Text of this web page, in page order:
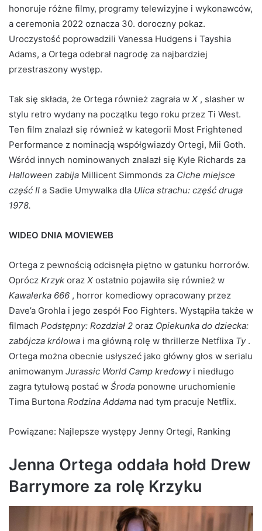
honoruje różne filmy, programy telewizyjne i wykonawców,
a ceremonia 2022 oznacza 30. doroczny pokaz.
Uroczystość poprowadzili Vanessa Hudgens i Tayshia
Adams, a Ortega odebrał nagrodę za najbardziej
przestraszony występ.
Tak się składa, że ​​Ortega również zagrała w X , slasher w
stylu retro wydany na początku tego roku przez Ti West.
Ten film znalazł się również w kategorii Most Frightened
Performance z nominacją współgwiazdy Ortegi, Mii Goth.
Wśród innych nominowanych znalazł się Kyle Richards za
Halloween zabija Millicent Simmonds za Ciche miejsce
część II a Sadie Umywalka dla Ulica strachu: część druga
1978.
WIDEO DNIA MOVIEWEB
Ortega z pewnością odcisnęła piętno w gatunku horrorów.
Oprócz Krzyk oraz X ostatnio pojawiła się również w
Kawalerka 666 , horror komediowy opracowany przez
Dave’a Grohla i jego zespół Foo Fighters. Wystąpiła także w
filmach Podstępny: Rozdział 2 oraz Opiekunka do dziecka:
zabójcza królowa i ma główną rolę w thrillerze Netflixa Ty .
Ortega można obecnie usłyszeć jako główny głos w serialu
animowanym Jurassic World Camp kredowy i niedługo
zagra tytułową postać w Środa ponowne uruchomienie
Tima Burtona Rodzina Addama nad tym pracuje Netflix.
Powiązane: Najlepsze występy Jenny Ortegi, Ranking
Jenna Ortega oddała hołd Drew
Barrymore za rolę Krzyku